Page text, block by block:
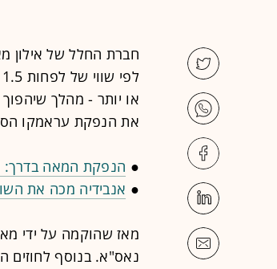
או יותר - מהלך
את הנפקת עראמקו הסעודית שגייסה
● הנפקת המאה בדרך: OpenAI נערכת להגשת תשקיף חסוי כבר השבוע
● אנבידיה מכה את השוק:
נאס"א. בנוסף לחוזים